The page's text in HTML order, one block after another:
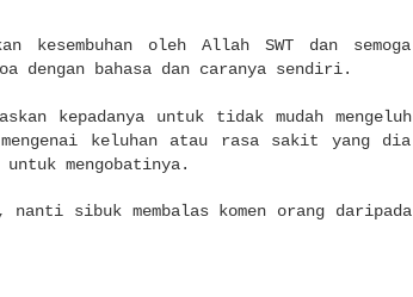
oleh Allah SWT dan semoga
dengan bahasa dan caranya sendiri.
kepadanya untuk tidak mudah mengeluh
keluhan atau rasa sakit yang dia
mengobatinya.
sibuk membalas komen orang daripada